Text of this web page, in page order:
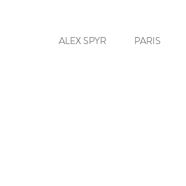
ALEX SPYR PARIS